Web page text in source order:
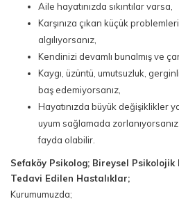
Aile hayatınızda sıkıntılar varsa,
Karşınıza çıkan küçük
algılıyorsanız,
Kendinizi devamlı bunalmış ve
Kaygı, üzüntü, umutsuzluk,
baş edemiyorsanız,
Hayatınızda büyük değişiklikler
uyum sağlamada
fayda olabilir.
Sefaköy Psikolog; Bireysel Psikolojik
Tedavi Edilen Hastalıklar;
Kurumumuzda;